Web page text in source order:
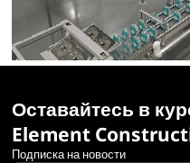
Оставайтесь в
Element
Подписка на новости